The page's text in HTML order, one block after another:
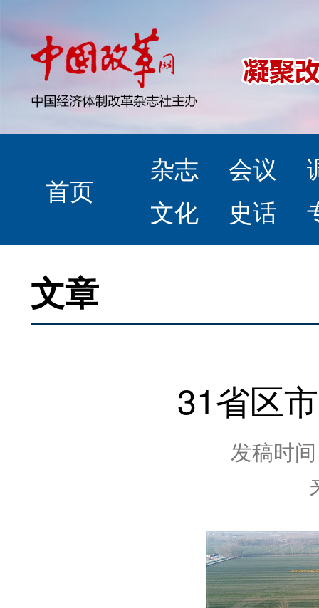
首页
杂志 会议
文化
史话
文章
31省区
发稿时